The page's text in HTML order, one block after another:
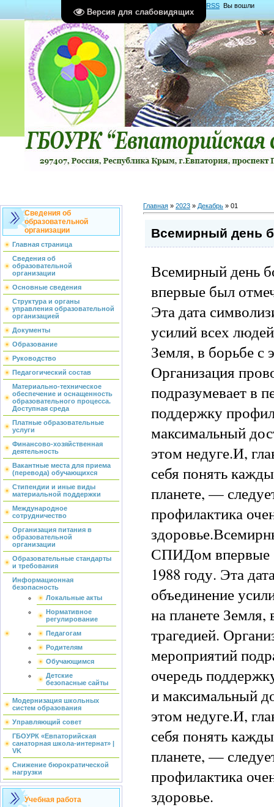
Версия для слабовидящих
RSS Вы вошли
какГость Группа "Гости"
Сведения об
образовательной
организации
Главная страница
Сведения об
образовательной
организации
Основные сведения
Структура и органы
управления образовательной
организацией
Документы
Образование
Руководство
Педагогический состав
Материально-техническое
обеспечение и оснащенность
образовательного процесса.
Доступная среда
Платные образовательные
услуги
Финансово-хозяйственная
деятельность
Вакантные места для приема
(перевода) обучающихся
Стипендии и иные виды
материальной поддержки
Международное
сотрудничество
Организация питания в
образовательной
организации
Образовательные стандарты
и требования
Информационная
безопасность
Локальные акты
Нормативное
регулирование
Педагогам
Родителям
Обучающимся
Детские
безопасные сайты
Модернизация школьных
систем образования
Управляющий совет
ГБОУРК «Евпаторийская
санаторная школа-интернат» |
VK
Снижение бюрократической
нагрузки
Учебная работа
Главная » 2023 » Декабрь » 01
Всемирный день
Всемирный день
впервые был
Эта дата
усилий всех
Земля, в борьбе с
Организация
подразумевает в
поддержку
максимальный
этом недуге.И,
себя понять
планете, —
профилактика
СПИДом впервые
1988 году. Эта
объединение
на планете Земля,
трагедией.
мероприятий
очередь
и максимальный
этом недуге.И,
себя понять
планете, —
профилактика
здоровье.